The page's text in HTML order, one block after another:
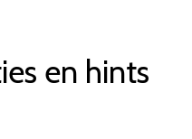
en hints